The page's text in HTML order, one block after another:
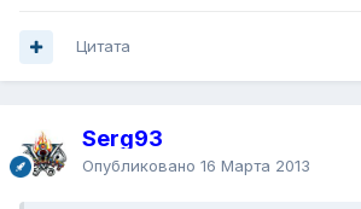
Цитата
Serg93
Опубликовано 16 Марта 2013